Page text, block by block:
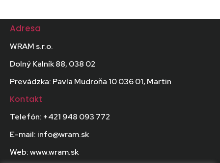
Adresa
WRAM s.r.o.
Dolný Kalník 88, 038 02
Prevádzka: Pavla Mudroňa 10 036 01, Martin
Kontakt
Telefón: +421 948 093 772
E-mail: info@wram.sk
Web: www.wram.sk